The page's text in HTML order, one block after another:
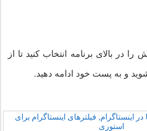
را در بالای برنامه انتخاب کنید تا از
و به پست خود ادامه دهید.